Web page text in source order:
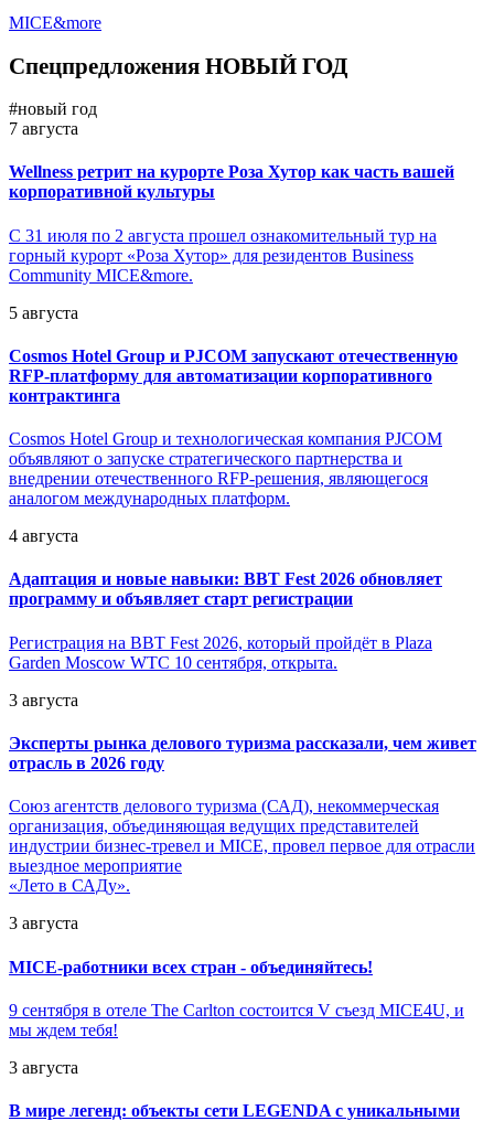
MICE&more
Спецпредложения НОВЫЙ ГОД
#новый год
7 августа
Wellness ретрит на курорте Роза Хутор как часть вашей
корпоративной культуры
С 31 июля по 2 августа прошел ознакомительный тур на
горный курорт «Роза Хутор» для резидентов Business
Community MICE&more.
5 августа
Cosmos Hotel Group и PJCOM запускают отечественную
RFP-платформу для автоматизации корпоративного
контрактинга
Cosmos Hotel Group и технологическая компания PJCOM
объявляют о запуске стратегического партнерства и
внедрении отечественного RFP-решения, являющегося
аналогом международных платформ.
4 августа
Адаптация и новые навыки: BBT Fest 2026 обновляет
программу и объявляет старт регистрации
Регистрация на BBT Fest 2026, который пройдёт в Plaza
Garden Moscow WTC 10 сентября, открыта.
3 августа
Эксперты рынка делового туризма рассказали, чем живет
отрасль в 2026 году
Союз агентств делового туризма (САД), некоммерческая
организация, объединяющая ведущих представителей
индустрии бизнес-тревел и MICE, провел первое для отрасли
выездное мероприятие
«Лето в САДу».
3 августа
MICE-работники всех стран - объединяйтесь!
9 сентября в отеле The Carlton состоится V съезд MICE4U, и
мы ждем тебя!
3 августа
В мире легенд: объекты сети LEGENDA с уникальными